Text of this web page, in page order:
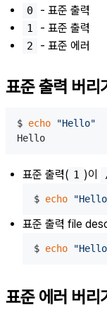
0 - 표준 출력
1 - 표준 출력
2 - 표준 에러
표준 출력 버리
$ echo
"Hello"
표준 출력( 1 )이
$ echo
표준 출력 file
$ echo
표준 에러 버리